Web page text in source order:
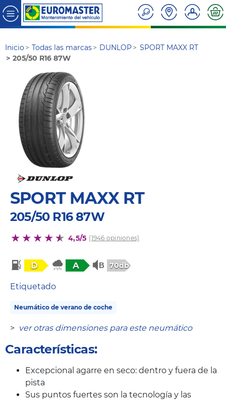
Inicio Todas las marcas DUNLOP
SPORT MAXX RT
205/50 R16 87W
SPORT MAXX RT
205/50 R16 87W
4,5/5 (1946 opiniones)
D A 70db
Etiquetado
Neumático de verano de coche
> ver otras dimensiones para este neumático
Características:
Excepcional agarre en seco: dentro y fuera de la
pista
Sus puntos fuertes son la tecnología y las